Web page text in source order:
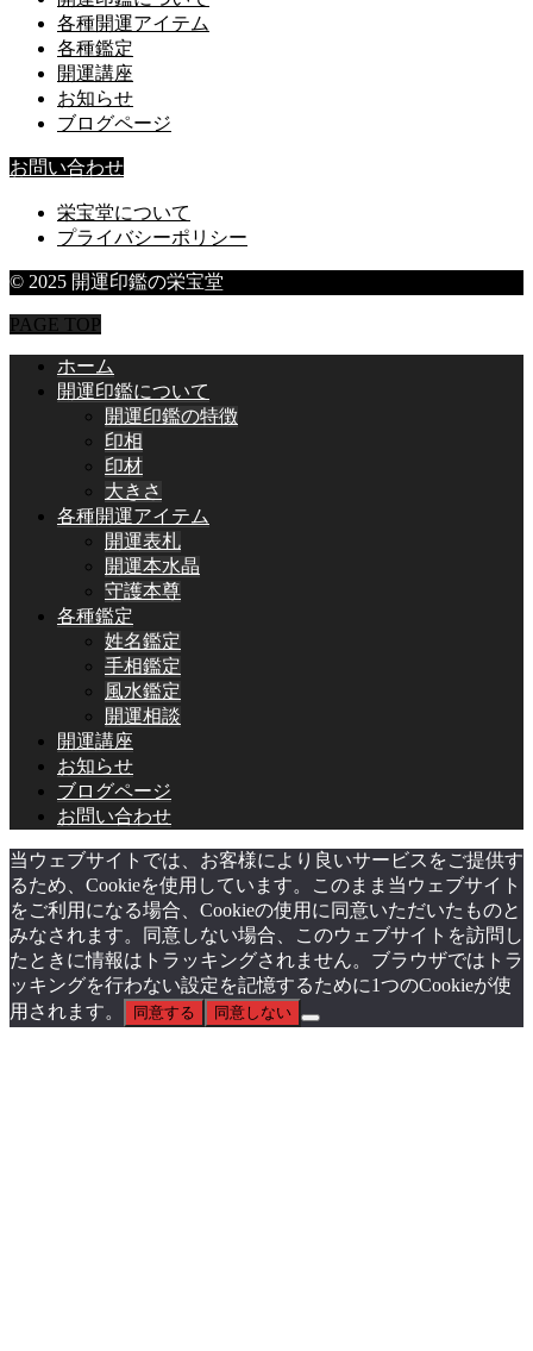
各種開運アイテム
各種鑑定
開運講座
お知らせ
ブログページ
お問い合わせ
栄宝堂について
プライバシーポリシー
© 2025 開運印鑑の栄宝堂
PAGE TOP
ホーム
開運印鑑について
開運印鑑の特徴
印相
印材
大きさ
各種開運アイテム
開運表札
開運本水晶
守護本尊
各種鑑定
姓名鑑定
手相鑑定
風水鑑定
開運相談
開運講座
お知らせ
ブログページ
お問い合わせ
当ウェブサイトでは、お客様により良いサービスをご提供す
るため、Cookieを使用しています。このまま当ウェブサイト
をご利用になる場合、Cookieの使用に同意いただいたものと
みなされます。同意しない場合、このウェブサイトを訪問し
たときに情報はトラッキングされません。ブラウザではトラ
ッキングを行わない設定を記憶するために1つのCookieが使
用されます。
同意する 同意しない